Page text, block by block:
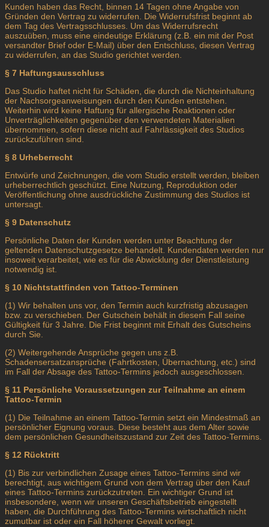
Kunden haben das Recht, binnen 14 Tagen ohne Angabe von
Gründen den Vertrag zu widerrufen. Die Widerrufsfrist beginnt ab
dem Tag des Vertragsschlusses. Um das Widerrufsrecht
auszuüben, muss eine eindeutige Erklärung (z.B. ein mit der Post
versandter Brief oder E-Mail) über den Entschluss, diesen Vertrag
zu widerrufen, an das Studio gerichtet werden.
§ 7 Haftungsausschluss
Das Studio haftet nicht für Schäden, die durch die Nichteinhaltung
der Nachsorgeanweisungen durch den Kunden entstehen.
Weiterhin wird keine Haftung für allergische Reaktionen oder
Unverträglichkeiten gegenüber den verwendeten Materialien
übernommen, sofern diese nicht auf Fahrlässigkeit des Studios
zurückzuführen sind.
§ 8 Urheberrecht
Entwürfe und Zeichnungen, die vom Studio erstellt werden, bleiben
urheberrechtlich geschützt. Eine Nutzung, Reproduktion oder
Veröffentlichung ohne ausdrückliche Zustimmung des Studios ist
untersagt.
§ 9 Datenschutz
Persönliche Daten der Kunden werden unter Beachtung der
geltenden Datenschutzgesetze behandelt. Kundendaten werden nur
insoweit verarbeitet, wie es für die Abwicklung der Dienstleistung
notwendig ist.
§ 10 Nichtstattfinden von Tattoo-Terminen
(1) Wir behalten uns vor, den Termin auch kurzfristig abzusagen
bzw. zu verschieben. Der Gutschein behält in diesem Fall seine
Gültigkeit für 3 Jahre. Die Frist beginnt mit Erhalt des Gutscheins
durch Sie.
(2) Weitergehende Ansprüche gegen uns z.B.
Schadensersatzansprüche (Fahrtkosten, Übernachtung, etc.) sind
im Fall der Absage des Tattoo-Termins jedoch ausgeschlossen.
§ 11 Persönliche Voraussetzungen zur Teilnahme an einem
Tattoo-Termin
(1) Die Teilnahme an einem Tattoo-Termin setzt ein Mindestmaß an
persönlicher Eignung voraus. Diese besteht aus dem Alter sowie
dem persönlichen Gesundheitszustand zur Zeit des Tattoo-Termins.
§ 12 Rücktritt
(1) Bis zur verbindlichen Zusage eines Tattoo-Termins sind wir
berechtigt, aus wichtigem Grund von dem Vertrag über den Kauf
eines Tattoo-Termins zurückzutreten. Ein wichtiger Grund ist
insbesondere, wenn wir unseren Geschäftsbetrieb eingestellt
haben, die Durchführung des Tattoo-Termins wirtschaftlich nicht
zumutbar ist oder ein Fall höherer Gewalt vorliegt.